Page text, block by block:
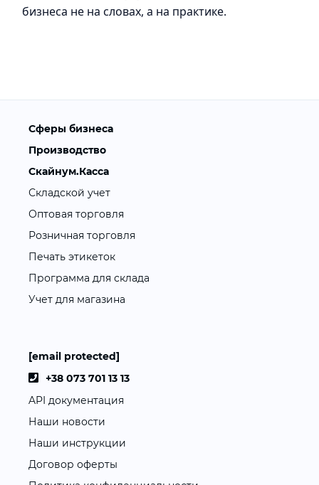
бизнеса не на словах, а на практике.
Сферы бизнеса
Производство
Скайнум.Касса
Складской учет
Оптовая торговля
Розничная торговля
Печать этикеток
Программа для склада
Учет для магазина
[email protected]
+38 073 701 13 13
API документация
Наши новости
Наши инструкции
Договор оферты